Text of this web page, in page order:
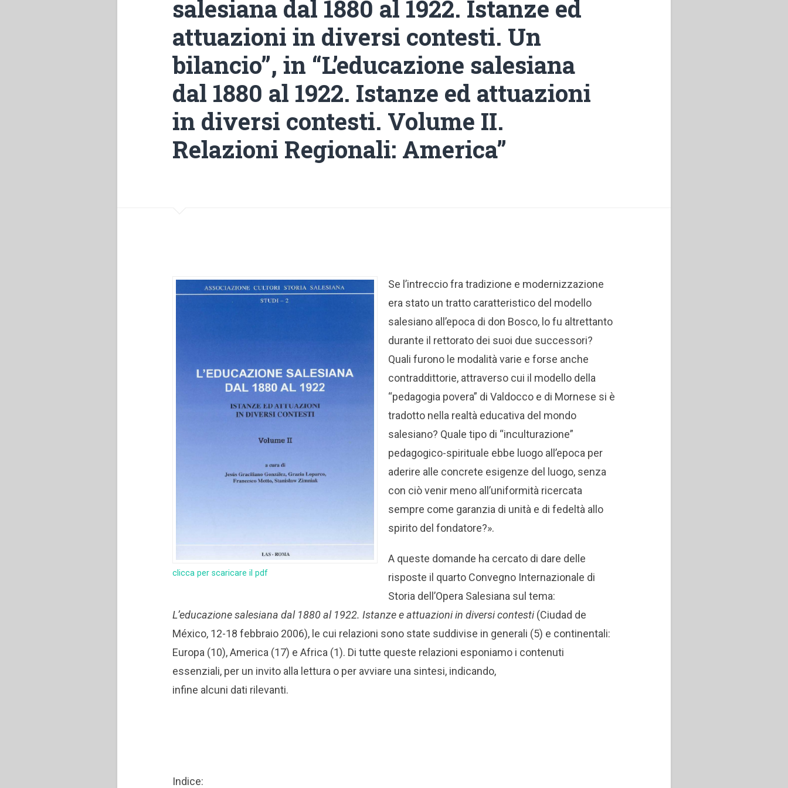
salesiana dal 1880 al 1922. Istanze ed
attuazioni in diversi contesti. Un
bilancio”, in “L’educazione salesiana
dal 1880 al 1922. Istanze ed attuazioni
in diversi contesti. Volume II.
Relazioni Regionali: America”
clicca per scaricare il pdf
Se l’intreccio fra tradizione e modernizzazione
era stato un tratto caratteristico del modello
salesiano all’epoca di don Bosco, lo fu altrettanto
durante il rettorato dei suoi due successori?
Quali furono le modalità varie e forse anche
contraddittorie, attraverso cui il modello della
“pedagogia povera” di Valdocco e di Mornese si è
tradotto nella realtà educativa del mondo
salesiano? Quale tipo di “inculturazione”
pedagogico-spirituale ebbe luogo all’epoca per
aderire alle concrete esigenze del luogo, senza
con ciò venir meno all’uniformità ricercata
sempre come garanzia di unità e di fedeltà allo
spirito del fondatore?».
A queste domande ha cercato di dare delle
risposte il quarto Convegno Internazionale di
Storia dell’Opera Salesiana sul tema:
L’educazione salesiana dal 1880 al 1922. Istanze e attuazioni in diversi contesti(Ciudad de
México, 12-18 febbraio 2006), le cui relazioni sono state suddivise in generali (5) e continentali:
Europa (10), America (17) e Africa (1). Di tutte queste relazioni esponiamo i contenuti
essenziali, per un invito alla lettura o per avviare una sintesi, indicando,
infine alcuni dati rilevanti.
Indice: